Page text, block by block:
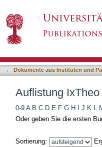
→
Dokumente aus Instituten und
Auflistung
0-9 A B C D E F G H J K L
Oder geben Sie die ersten
Sortierung: